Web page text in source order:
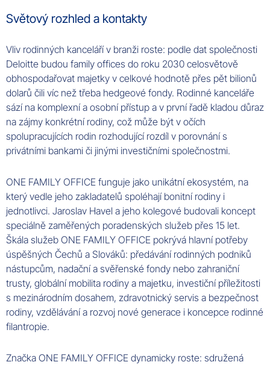
Světový rozhled a kontakty
Vliv rodinných kanceláří v branži roste: podle dat společnosti
Deloitte budou family offices do roku 2030 celosvětově
obhospodařovat majetky v celkové hodnotě přes pět bilionů
dolarů čili víc než třeba hedgeové fondy. Rodinné kanceláře
sází na komplexní a osobní přístup a v první řadě kladou důraz
na zájmy konkrétní rodiny, což může být v očích
spolupracujících rodin rozhodující rozdíl v porovnání s
privátními bankami či jinými investičními společnostmi.
ONE FAMILY OFFICE funguje jako unikátní ekosystém, na
který vedle jeho zakladatelů spoléhají bonitní rodiny i
jednotlivci. Jaroslav Havel a jeho kolegové budovali koncept
speciálně zaměřených poradenských služeb přes 15 let.
Škála služeb ONE FAMILY OFFICE pokrývá hlavní potřeby
úspěšných Čechů a Slováků: předávání rodinných podniků
nástupcům, nadační a svěřenské fondy nebo zahraniční
trusty, globální mobilita rodiny a majetku, investiční příležitosti
s mezinárodním dosahem, zdravotnický servis a bezpečnost
rodiny, vzdělávání a rozvoj nové generace i koncepce rodinné
filantropie.
Značka ONE FAMILY OFFICE dynamicky roste: sdružená